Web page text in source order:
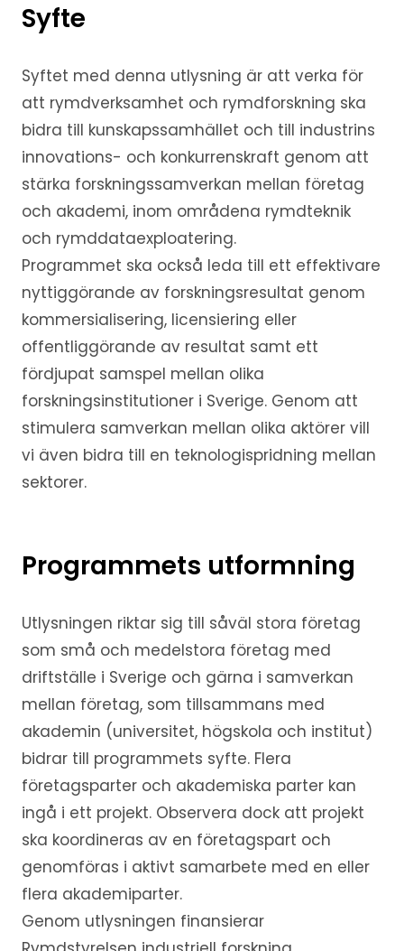
Syfte
Syftet med denna utlysning är att verka för
att rymdverksamhet och rymdforskning ska
bidra till kunskapssamhället och till industrins
innovations- och konkurrenskraft genom att
stärka forskningssamverkan mellan företag
och akademi, inom områdena rymdteknik
och rymddataexploatering.
Programmet ska också leda till ett effektivare
nyttiggörande av forskningsresultat genom
kommersialisering, licensiering eller
offentliggörande av resultat samt ett
fördjupat samspel mellan olika
forskningsinstitutioner i Sverige. Genom att
stimulera samverkan mellan olika aktörer vill
vi även bidra till en teknologispridning mellan
sektorer.
Programmets utformning
Utlysningen riktar sig till såväl stora företag
som små och medelstora företag med
driftställe i Sverige och gärna i samverkan
mellan företag, som tillsammans med
akademin (universitet, högskola och institut)
bidrar till programmets syfte. Flera
företagsparter och akademiska parter kan
ingå i ett projekt. Observera dock att projekt
ska koordineras av en företagspart och
genomföras i aktivt samarbete med en eller
flera akademiparter.
Genom utlysningen finansierar